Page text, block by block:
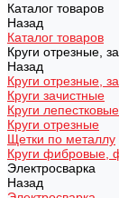
Каталог товаров
Назад
Каталог товаров
Круги отрезные,
Назад
Круги отрезные,
Круги зачистные
Круги
Круги отрезные
Щетки по металлу
Круги фибровые,
Электросварка
Назад